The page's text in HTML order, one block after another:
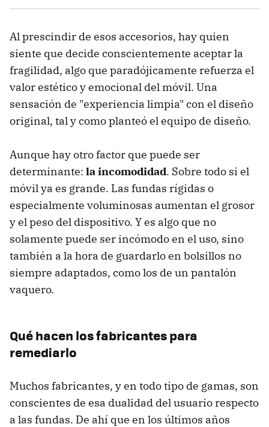
Al prescindir de esos accesorios, hay quien
siente que decide conscientemente aceptar la
fragilidad, algo que paradójicamente refuerza el
valor estético y emocional del móvil. Una
sensación de "experiencia limpia" con el diseño
original, tal y como planteó el equipo de diseño.
Aunque hay otro factor que puede ser
determinante: la incomodidad. Sobre todo si el
móvil ya es grande. Las fundas rígidas o
especialmente voluminosas aumentan el grosor
y el peso del dispositivo. Y es algo que no
solamente puede ser incómodo en el uso, sino
también a la hora de guardarlo en bolsillos no
siempre adaptados, como los de un pantalón
vaquero.
Qué hacen los fabricantes para
remediarlo
Muchos fabricantes, y en todo tipo de gamas, son
conscientes de esa dualidad del usuario respecto
a las fundas. De ahí que en los últimos años